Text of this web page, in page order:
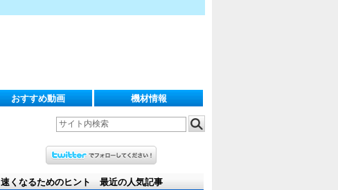
おすすめ動画 機材情報
速くなるためのヒント 最近の人気記事